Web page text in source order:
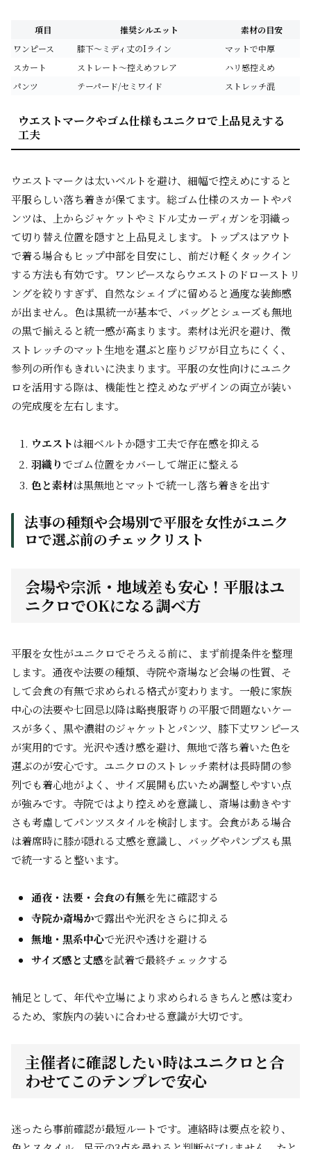
項目 推奨シルエット
素材の目安
ワンピース
膝下〜ミディ丈のIライン
マットで中厚
スカート
ストレート〜控えめフレア
ハリ感控えめ
パンツ
テーパード/セミワイド ストレッチ混
ウエストマークやゴム仕様もユニクロで上品見えする
工夫
ウエストマークは太いベルトを避け、細幅で控えめにすると
平服らしい落ち着きが保てます。総ゴム仕様のスカートやパ
ンツは、上からジャケットやミドル丈カーディガンを羽織っ
て切り替え位置を隠すと上品見えします。トップスはアウト
で着る場合もヒップ中部を目安にし、前だけ軽くタックイン
する方法も有効です。ワンピースならウエストのドローストリ
ングを絞りすぎず、自然なシェイプに留めると過度な装飾感
が出ません。色は黒統一が基本で、バッグとシューズも無地
の黒で揃えると統一感が高まります。素材は光沢を避け、微
ストレッチのマット生地を選ぶと座りジワが目立ちにくく、
参列の所作もきれいに決まります。平服の女性向けにユニク
ロを活用する際は、機能性と控えめなデザインの両立が装い
の完成度を左右します。
ウエストは細ベルトか隠す工夫で存在感を抑える
羽織りでゴム位置をカバーして端正に整える
色と素材は黒無地とマットで統一し落ち着きを出す
法事の種類や会場別で平服を女性がユニク
ロで選ぶ前のチェックリスト
会場や宗派・地域差も安心！平服はユ
ニクロでOKになる調べ方
平服を女性がユニクロでそろえる前に、まず前提条件を整理
します。通夜や法要の種類、寺院や斎場など会場の性質、そ
して会食の有無で求められる格式が変わります。一般に家族
中心の法要や七回忌以降は略喪服寄りの平服で問題ないケー
スが多く、黒や濃紺のジャケットとパンツ、膝下丈ワンピース
が実用的です。光沢や透け感を避け、無地で落ち着いた色を
選ぶのが安心です。ユニクロのストレッチ素材は長時間の参
列でも着心地がよく、サイズ展開も広いため調整しやすい点
が強みです。寺院ではより控えめを意識し、斎場は動きやす
さも考慮してパンツスタイルを検討します。会食がある場合
は着席時に膝が隠れる丈感を意識し、バッグやパンプスも黒
で統一すると整います。
通夜・法要・会食の有無を先に確認する
寺院か斎場かで露出や光沢をさらに抑える
無地・黒系中心で光沢や透けを避ける
サイズ感と丈感を試着で最終チェックする
補足として、年代や立場により求められるきちんと感は変わ
るため、家族内の装いに合わせる意識が大切です。
主催者に確認したい時はユニクロと合
わせてこのテンプレで安心
迷ったら事前確認が最短ルートです。連絡時は要点を絞り、